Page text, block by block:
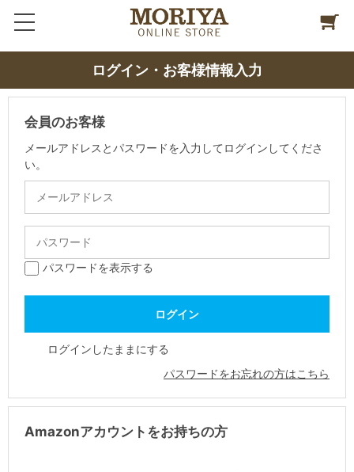
ログイン・お客様情報入力
会員のお客様
メールアドレスとパスワードを入力してログインしてくださ
い。
パスワードを表示する
ログインしたままにする
パスワードをお忘れの方はこちら
Amazonアカウントをお持ちの方